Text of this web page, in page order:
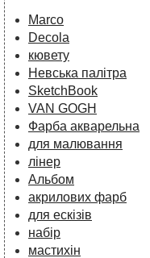
Marco
Decola
кювету
Невська палітра
SketchBook
VAN GOGH
Фарба акварельна
для малювання
лінер
Альбом
акрилових фарб
для ескізів
набір
мастихін